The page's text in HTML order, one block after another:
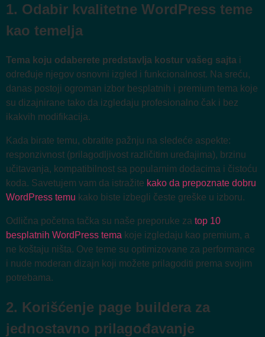
1. Odabir kvalitetne WordPress teme
kao temelja
Tema koju odaberete predstavlja kostur vašeg sajta i
određuje njegov osnovni izgled i funkcionalnost. Na sreću,
danas postoji ogroman izbor besplatnih i premium tema koje
su dizajnirane tako da izgledaju profesionalno čak i bez
ikakvih modifikacija.
Kada birate temu, obratite pažnju na sledeće aspekte:
responzivnost (prilagodljivost različitim uređajima), brzinu
učitavanja, kompatibilnost sa popularnim dodacima i čistoću
koda. Savetujem vam da istražite kako da prepoznate dobru
WordPress temu kako biste izbegli česte greške u izboru.
Odlična početna tačka su naše preporuke za top 10
besplatnih WordPress tema koje izgledaju kao premium, a
ne koštaju ništa. Ove teme su optimizovane za performance
i nude moderan dizajn koji možete prilagoditi prema svojim
potrebama.
2. Korišćenje page buildera za
jednostavno prilagođavanje